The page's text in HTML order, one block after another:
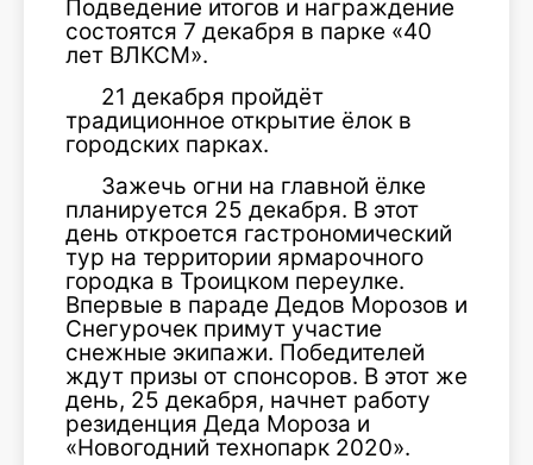
Подведение итогов и награждение
состоятся 7 декабря в парке «40
лет ВЛКСМ».
21 декабря пройдёт
традиционное открытие ёлок в
городских парках.
Зажечь огни на главной ёлке
планируется 25 декабря. В этот
день откроется гастрономический
тур на территории ярмарочного
городка в Троицком переулке.
Впервые в параде Дедов Морозов и
Снегурочек примут участие
снежные экипажи. Победителей
ждут призы от спонсоров. В этот же
день, 25 декабря, начнет работу
резиденция Деда Мороза и
«Новогодний технопарк 2020».